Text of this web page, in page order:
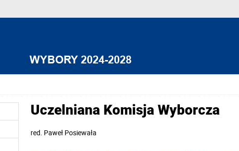
Uczelniana Komisja Wyborcza
red. Paweł Posiewała